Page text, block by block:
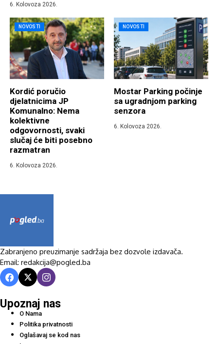
6. Kolovoza 2026.
NOVOSTI
Kordić poručio
djelatnicima JP
Komunalno: Nema
kolektivne
odgovornosti, svaki
slučaj će biti posebno
razmatran
6. Kolovoza 2026.
NOVOSTI
Mostar Parking počinje
sa ugradnjom parking
senzora
6. Kolovoza 2026.
Zabranjeno preuzimanje sadržaja bez dozvole izdavača.
Email: redakcija@pogled.ba
Upoznaj nas
O Nama
Politika privatnosti
Oglašavaj se kod nas